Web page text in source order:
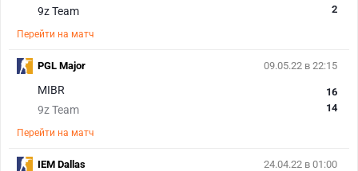
9z Team
2
Перейти на матч
09.05.22 в 22:15
MIBR
9z Team
16
14
Перейти на матч
PGL Major
24.04.22 в 01:00
IEM Dallas